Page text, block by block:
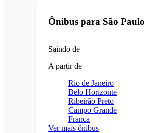
Ônibus para São Paulo
Saindo de
A partir de
Rio de Janeiro
Belo Horizonte
Ribeirão Preto
Campo Grande
Franca
Ver mais ônibus